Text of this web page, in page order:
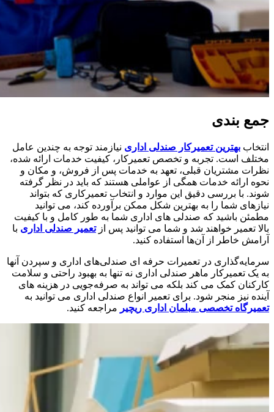
جمع ‌بندی
انتخاب بهترین تعمیرکار صندلی اداری نیازمند توجه به چندین عامل
مختلف است. تجربه و تخصص تعمیرکار، کیفیت خدمات ارائه شده،
نظرات مشتریان قبلی، تعهد به خدمات پس از فروش، و مکان و
نحوه ارائه خدمات همگی از عواملی هستند که باید در نظر گرفته
شوند. با بررسی دقیق این موارد و انتخاب تعمیرکاری که بتواند
نیازهای شما را به بهترین شکل ممکن برآورده کند، می ‌توانید
مطمئن باشید که صندلی‌ های اداری شما به طور کامل و با کیفیت
بالا تعمیر خواهند شد و شما می ‌توانید پس ازتعمیر صندلی اداری با
آرامش خاطر از آن‌ها استفاده کنید.
سرمایه‌گذاری در تعمیرات حرفه ‌ای صندلی‌های اداری و سپردن آنها
به یک تعمیرکار ماهر صندلی اداری نه تنها به بهبود راحتی و سلامت
کارکنان کمک می ‌کند بلکه می ‌تواند به صرفه‌جویی در هزینه ‌های
آینده نیز منجر شود. برای تعمیر انواع صندلی اداری می توانید به
تعمیرگاه تخصصی مبلمان اداری ریچیر مراجعه کنید.